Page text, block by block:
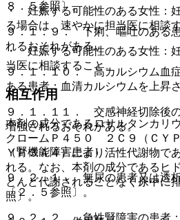
・ 妊娠する可能性のある女性：
る場合は、速やかに担当医に相談
・ 妊娠する可能性のある女性：
当医に相談すること。
相互作用
本剤の成分であるロサルタンカリ
クロームＰ４５０ ２Ｃ９（ＣＹ
ＹＰ３Ａ４）により活性代謝物で
れる。なお、本剤の成分であるヒ
とんど代謝されることなく尿中に
照〕。
８．５参照〕。
９．１．９． 下痢、嘔吐のある
れるおそれがある。
９．１．１０． 高カルシウム血
ある患者：血清カルシウムを上昇
９．１．１１． 交感神経切除後
増強されるおそれがある。
（腎機能障害患者）
９．２．１． 無尿の患者又は透
〔２．５参照〕。
９．２．２． 急性腎障害の患者